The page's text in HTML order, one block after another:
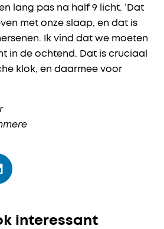
lang pas na half 9 licht. ‘Dat
met onze slaap, en dat is
Ik vind dat we moeten
in de ochtend. Dat is cruciaal
klok, en daarmee voor
interessant